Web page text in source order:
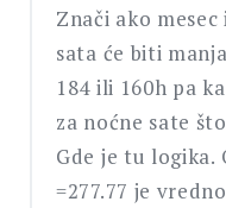
Znači ako
sata će biti
184 ili 160h pa
za noćne sate
Gde je tu logika.
=277.77 je